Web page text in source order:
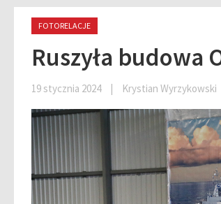
FOTORELACJE
Ruszyła budowa
19 stycznia 2024 | Krystian Wyrzykowski